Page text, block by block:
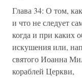
Глава 34: О том,
и что не следует
когда и при каких
искушения или,
святого Иоанна
кораблей Церкви,